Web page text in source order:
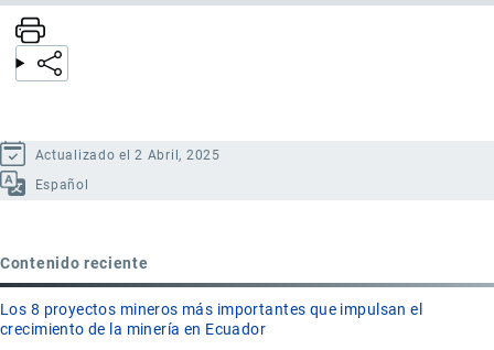
Actualizado el 2 Abril, 2025
Español
Contenido reciente
Los 8 proyectos mineros más importantes que impulsan el
crecimiento de la minería en Ecuador